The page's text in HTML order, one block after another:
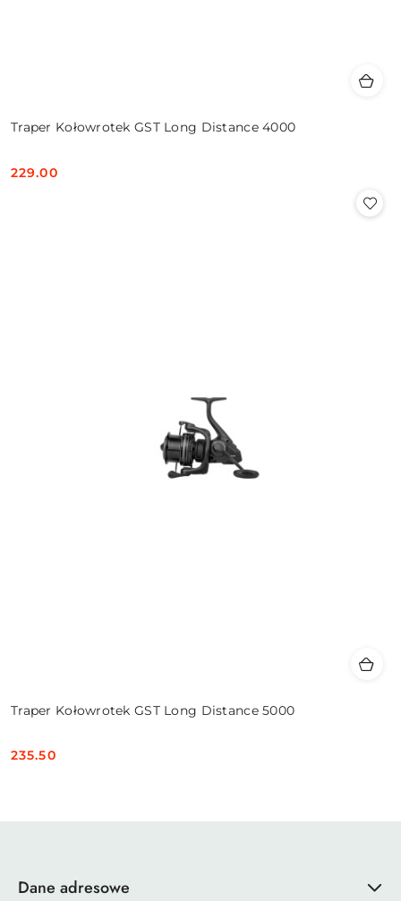
Traper Kołowrotek GST Long Distance 4000
Cena:
229.00
Traper Kołowrotek GST Long Distance 5000
Cena:
235.50
Dane adresowe